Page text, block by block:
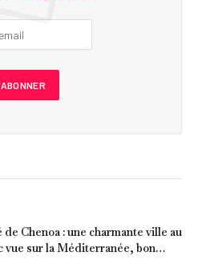
Chenoa : une charmante ville au
vue sur la Méditerranée, bon